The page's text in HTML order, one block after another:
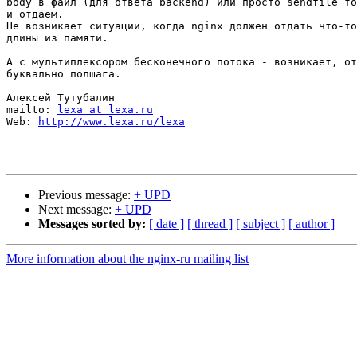
и отдаем.
Не возникает ситуации, когда nginx должен отдать что-
длины из памяти.
А с мультиплексором бесконечного потока - возникает,
буквально полшага.
Алексей Тутубалин
mailto:
lexa at lexa.ru
Web:
http://www.lexa.ru/lexa
Previous message: + UPD
Next message: + UPD
Messages sorted by: [ date ] [ thread ] [ subject ] [ author ]
More information about the nginx-ru mailing list